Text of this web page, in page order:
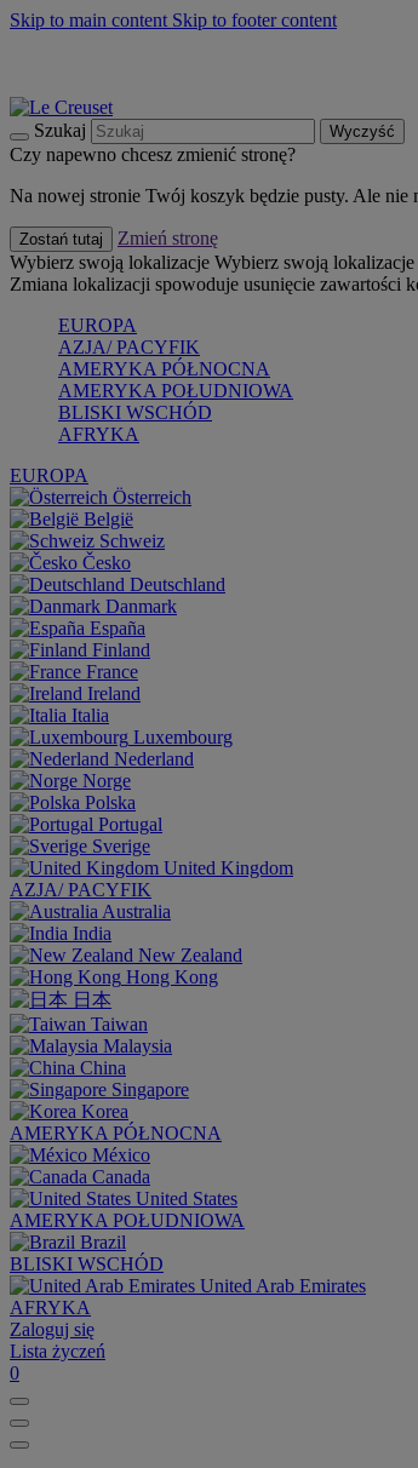
Skip to main content Skip to footer content
Szukaj Wyczyść
Czy napewno chcesz zmienić stronę?
Na nowej stronie Twój koszyk będzie pusty. Ale
Zostań tutaj
Zmień stronę
Wybierz swoją lokalizacje Wybierz swoją lokalizacje
Zmiana lokalizacji spowoduje usunięcie zawartości
EUROPA
AZJA/ PACYFIK
AMERYKA PÓŁNOCNA
AMERYKA POŁUDNIOWA
BLISKI WSCHÓD
AFRYKA
EUROPA
Österreich
België
Schweiz
Česko
Deutschland
Danmark
España
Finland
France
Ireland
Italia
Luxembourg
Nederland
Norge
Polska
Portugal
Sverige
United Kingdom
AZJA/ PACYFIK
Australia
India
New Zealand
Hong Kong
日本
Taiwan
Malaysia
China
Singapore
Korea
AMERYKA PÓŁNOCNA
México
Canada
United States
AMERYKA POŁUDNIOWA
Brazil
BLISKI WSCHÓD
United Arab Emirates
AFRYKA
Zaloguj się
Lista życzeń
0